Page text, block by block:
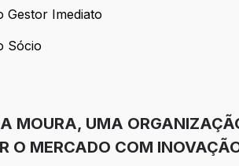
o Gestor Imediato
Gestor Imediato
o Sócio
Sócio
MOURA, UMA
O MERCADO COM